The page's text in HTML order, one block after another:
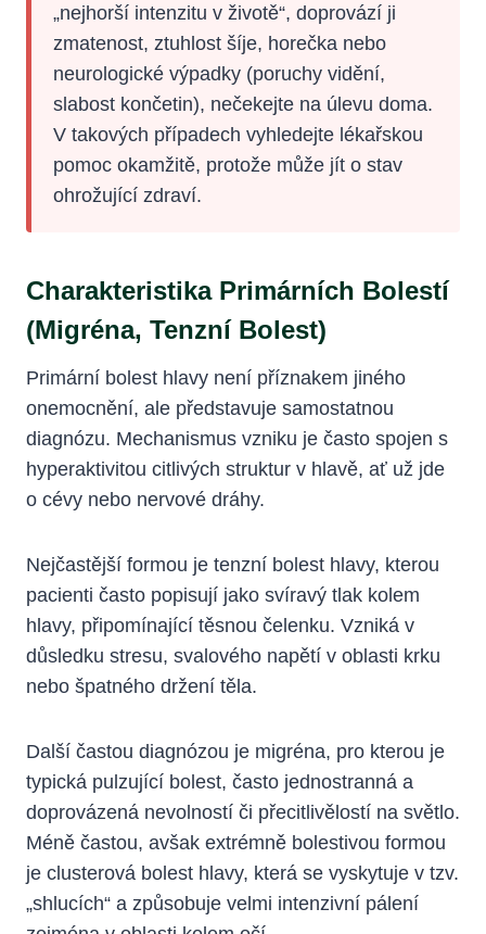
„nejhorší intenzitu v životě“, doprovází ji
zmatenost, ztuhlost šíje, horečka nebo
neurologické výpadky (poruchy vidění,
slabost končetin), nečekejte na úlevu doma.
V takových případech vyhledejte lékařskou
pomoc okamžitě, protože může jít o stav
ohrožující zdraví.
Charakteristika Primárních Bolestí
(migréna, Tenzní Bolest)
Primární bolest hlavy není příznakem jiného
onemocnění, ale představuje samostatnou
diagnózu. Mechanismus vzniku je často spojen s
hyperaktivitou citlivých struktur v hlavě, ať už jde
o cévy nebo nervové dráhy.
Nejčastější formou je tenzní bolest hlavy, kterou
pacienti často popisují jako svíravý tlak kolem
hlavy, připomínající těsnou čelenku. Vzniká v
důsledku stresu, svalového napětí v oblasti krku
nebo špatného držení těla.
Další častou diagnózou je migréna, pro kterou je
typická pulzující bolest, často jednostranná a
doprovázená nevolností či přecitlivělostí na světlo.
Méně častou, avšak extrémně bolestivou formou
je clusterová bolest hlavy, která se vyskytuje v tzv.
„shlucích“ a způsobuje velmi intenzivní pálení